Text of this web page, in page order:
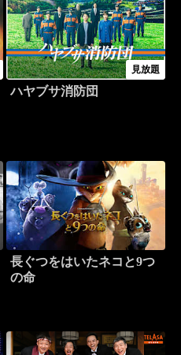
見放題
ハヤブサ消防団
長ぐつをはいたネコと9つ
の命